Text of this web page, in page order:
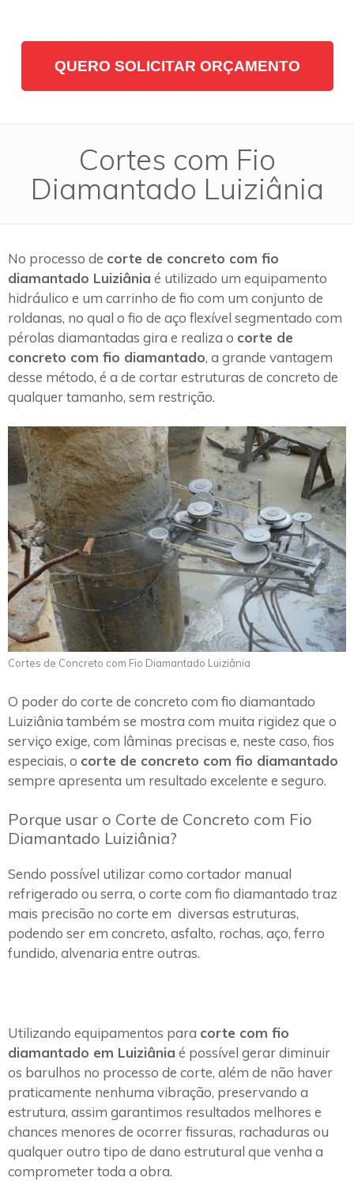
QUERO SOLICITAR ORÇAMENTO
Cortes com Fio
Diamantado Luiziânia
No processo de corte de concreto com fio
diamantado Luiziânia é utilizado um equipamento
hidráulico e um carrinho de fio com um conjunto de
roldanas, no qual o fio de aço flexível segmentado com
pérolas diamantadas gira e realiza o corte de
concreto com fio diamantado, a grande vantagem
desse método, é a de cortar estruturas de concreto de
qualquer tamanho, sem restrição.
Cortes de Concreto com Fio Diamantado Luiziânia
O poder do corte de concreto com fio diamantado
Luiziânia também se mostra com muita rigidez que o
serviço exige, com lâminas precisas e, neste caso, fios
especiais, o corte de concreto com fio diamantado
sempre apresenta um resultado excelente e seguro.
Porque usar o Corte de Concreto com Fio
Diamantado Luiziânia?
Sendo possível utilizar como cortador manual
refrigerado ou serra, o corte com fio diamantado traz
mais precisão no corte em diversas estruturas,
podendo ser em concreto, asfalto, rochas, aço, ferro
fundido, alvenaria entre outras.
Utilizando equipamentos para corte com fio
diamantado em Luiziânia é possível gerar diminuir
os barulhos no processo de corte, além de não haver
praticamente nenhuma vibração, preservando a
estrutura, assim garantimos resultados melhores e
chances menores de ocorrer fissuras, rachaduras ou
qualquer outro tipo de dano estrutural que venha a
comprometer toda a obra.